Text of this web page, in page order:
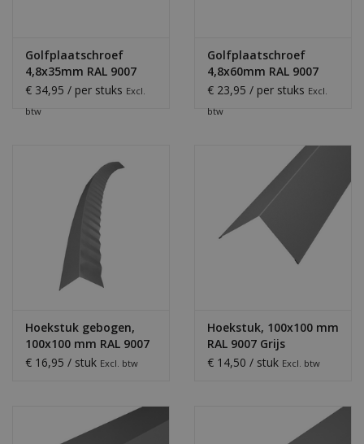
Golfplaatschroef
4,8x35mm RAL 9007
€ 34,95 / per stuks Excl.
btw
Golfplaatschroef
4,8x60mm RAL 9007
€ 23,95 / per stuks Excl.
btw
Hoekstuk gebogen,
100x100 mm RAL 9007
Grijs Aluminium
€ 16,95 / stuk Excl. btw
Hoekstuk, 100x100 mm
RAL 9007 Grijs
Aluminium
€ 14,50 / stuk Excl. btw